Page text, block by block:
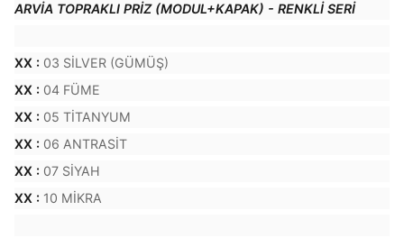
ARVİA TOPRAKLI PRİZ (MODUL+KAPAK) - RENKLİ SERİ
XX : 03 SİLVER (GÜMÜŞ)
XX : 04 FÜME
XX : 05 TİTANYUM
XX : 06 ANTRASİT
XX : 07 SİYAH
XX : 10 MİKRA